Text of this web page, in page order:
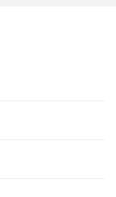
trong quá